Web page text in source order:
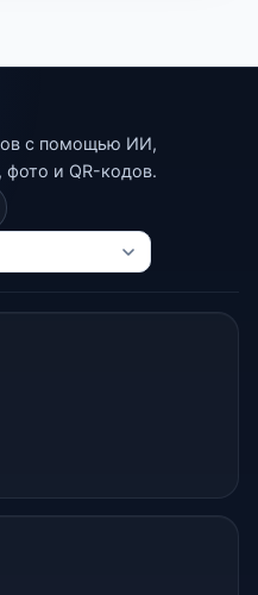
с помощью ИИ,
и QR-кодов.